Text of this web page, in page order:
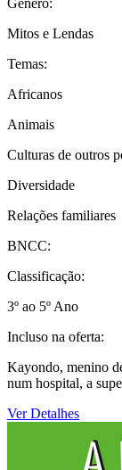
Gênero:
Mitos e Lendas
Temas:
Africanos
Animais
Culturas de outros
Diversidade
Relações familiares
BNCC:
Classificação:
3º ao 5º Ano
Incluso na oferta:
Kayondo, menino
num hospital, a
Ver Detalhes